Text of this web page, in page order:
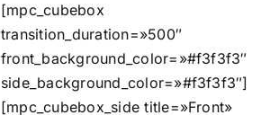
[mpc_cubebox
transition_duration=»500″
front_background_color=»#f3f3f3″
side_background_color=»#f3f3f3″]
[mpc_cubebox_side title=»Front»